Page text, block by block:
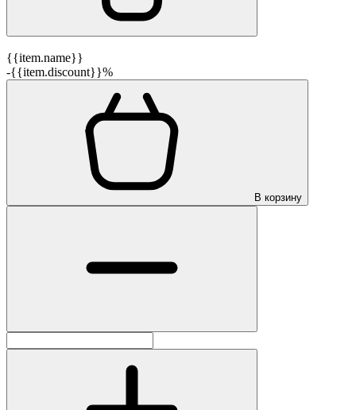
{{item.name}}
-{{item.discount}}%
В корзину